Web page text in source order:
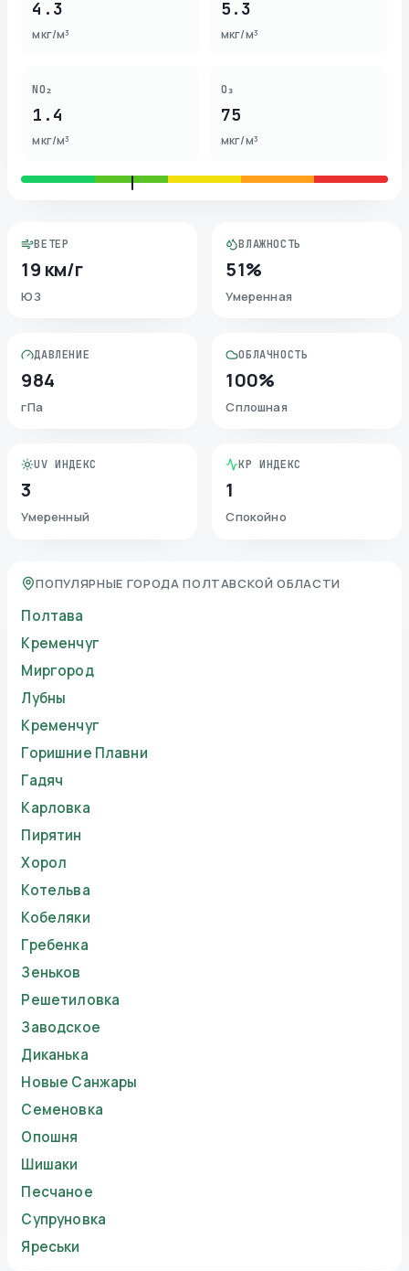
4.3
мкг/м³
5.3
мкг/м³
NO₂
1.4
мкг/м³
O₃
75
мкг/м³
ВЕТЕР
19 км/г
ЮЗ
ВЛАЖНОСТЬ
51%
Умеренная
ДАВЛЕНИЕ
984
гПа
ОБЛАЧНОСТЬ
100%
Сплошная
UV ИНДЕКС
3
Умеренный
KP ИНДЕКС
1
Спокойно
ПОПУЛЯРНЫЕ ГОРОДА ПОЛТАВСКОЙ ОБЛАСТИ
Полтава
Кременчуг
Миргород
Лубны
Кременчуг
Горишние Плавни
Гадяч
Карловка
Пирятин
Хорол
Котельва
Кобеляки
Гребенка
Зеньков
Решетиловка
Заводское
Диканька
Новые Санжары
Семеновка
Опошня
Шишаки
Песчаное
Супруновка
Яреськи